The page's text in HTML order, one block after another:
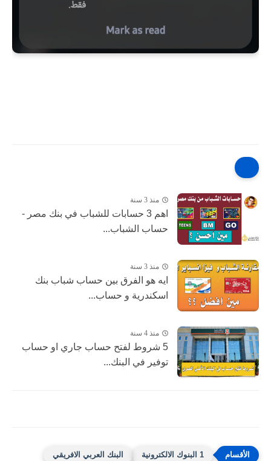
منذ 3 سنة
اهم 3 حسابات للشباب في بنك مصر -
حساب الشباب...
منذ 3 سنة
ايه هو الفرق بين حساب شباب بنك
اسكندرية و حساب...
منذ 4 سنة
5 شروط لفتح حساب جاري او حساب
توفير في البنك...
1 البنوك الالكترونية البنك العربي الافريقي